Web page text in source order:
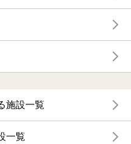
施設一覧
一覧